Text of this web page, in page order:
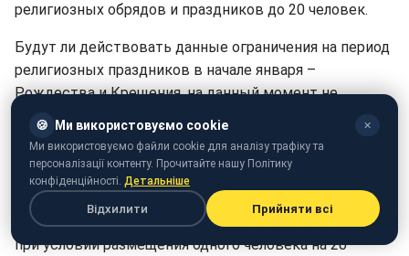
религиозных обрядов и праздников до 20 человек.
Будут ли действовать данные ограничения на период
религиозных праздников в начале января –
Рождества и Крещения, на данный момент не
уточняется.
Ограничения также коснутся и других сфер культуры.
В кинотеатрах и театрах наполненность залов
зрителями должна не превышать 50% мест.
Экскурсии в музеях проводить разрешено, но только
при условии размещения одного человека на 20
🍪 Ми використовуємо cookie ✕
Ми використовуємо файли cookie для аналізу трафіку та
персоналізації контенту. Прочитайте нашу Політику
конфіденційності. Детальніше
Відхилити Прийняти всі